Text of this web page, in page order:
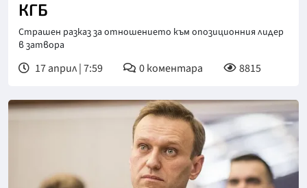
КГБ
Страшен разказ за отношението към опозиционния лидер
в затвора
17 април | 7:59 0коментара 8815